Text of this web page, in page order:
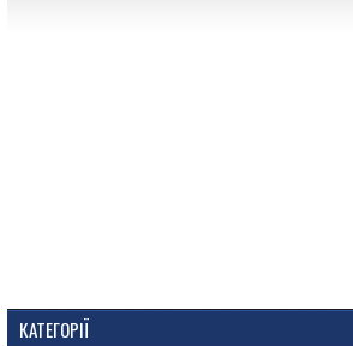
КАТЕГОРІЇ